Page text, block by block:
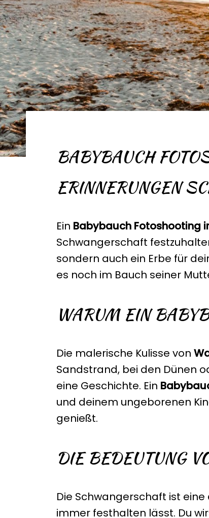
BABYBAUCH
ERINNERUNGEN
Ein Babybauch Fotoshooting
Schwangerschaft
sondern auch ein Erbe für
es noch im Bauch seiner
WARUM EIN
Die malerische Kulisse von
Sandstrand, bei den Dünen
eine Geschichte. Ein
und deinem ungeborenen
genießt.
DIE BEDEUTUNG
Die Schwangerschaft ist
immer festhalten lässt. Du